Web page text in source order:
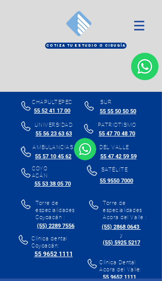
COTIZA TU ESTUDIO O CIRUGÍA
CHAPULTEPEC
55 52 41 17 00
SUR
55 55 50 50 50
UNIVERSIDAD
55 56 23 63 63
55 47 70 48 70
PATRIOTISMO
AMBULANCIAS
55 57 10 45 62
DEL VALLE
55 47 42 59 59
COYO
ACÁN
55 53 38 05 70
SATÉLITE
55 9550 7000
Torre de
especialidades
Coyoacán :
(55) 2289 7556
Clínica dental
Coyoacán:
55 9652 1111
Torre de
especialidades
Acora del Valle :
(55) 2868 0643
y
(55) 5925 5217
Clínica Dental
Acora del Valle:
55 9652 1111